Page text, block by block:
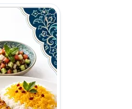
رستوران ایرانی در هامبورگ |